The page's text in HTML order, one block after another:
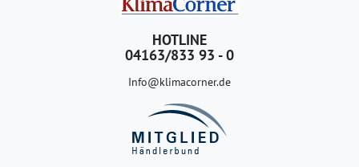
HOTLINE
04163/833 93 - 0
Info@klimacorner.de